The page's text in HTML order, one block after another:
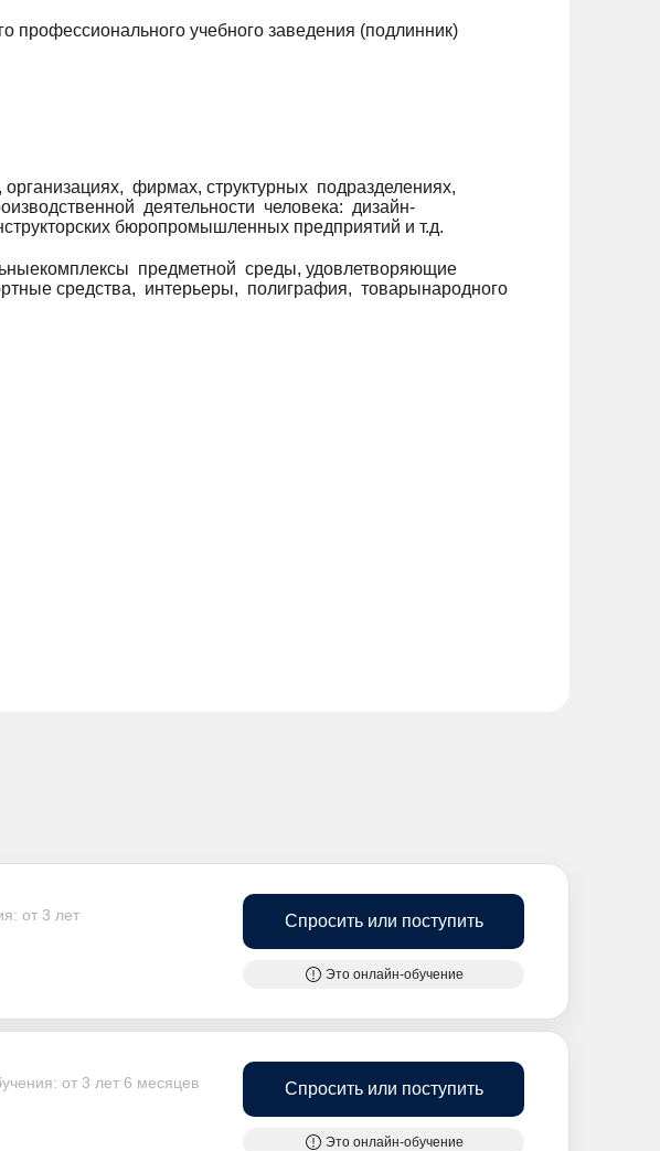
профессионального учебного заведения (подлинник)
фирмах, структурных подразделениях,
деятельности человека: дизайн-
бюропромышленных предприятий и т.д.
предметной среды, удовлетворяющие
средства, интерьеры, полиграфия, товарынародного
от 3 лет Спросить или поступить
Это онлайн-обучение
от 3 лет 6 месяцев Спросить или поступить
Это онлайн-обучение